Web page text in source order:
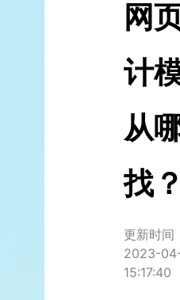
网
计
从
找？
更新时间
2023-
15:17:40